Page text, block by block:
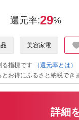
還元率:29%
美容家電
指標です
（還元率とは）
お得にふるさと納税でき
詳細